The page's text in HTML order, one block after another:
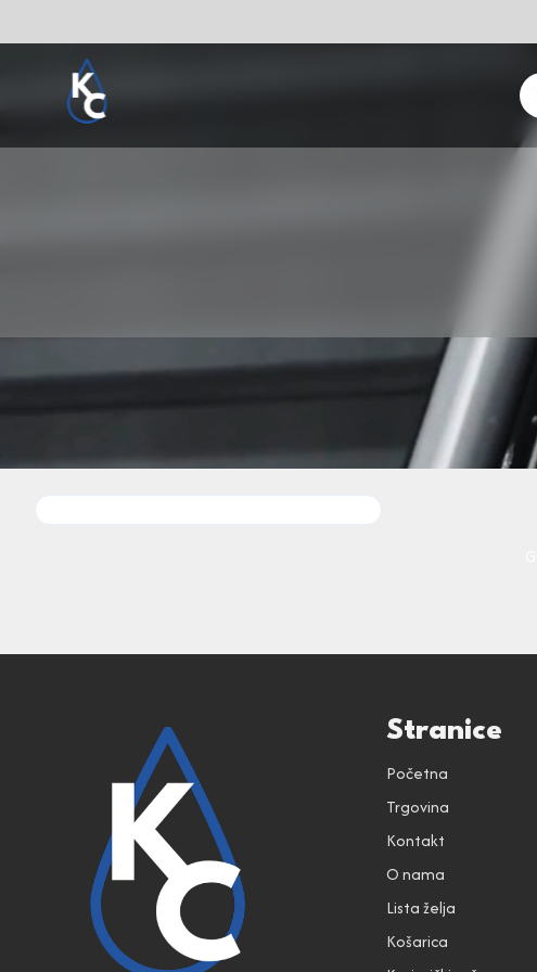
Stranice
Početna
Trgovina
Kontakt
O nama
Lista želja
Košarica